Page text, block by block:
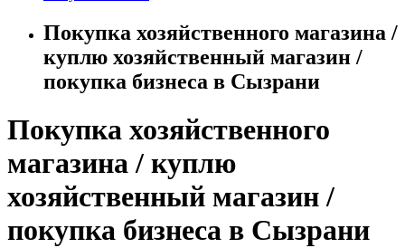
Покупка хозяйственного магазина /
куплю хозяйственный магазин /
покупка бизнеса в Сызрани
Покупка хозяйственного
магазина / куплю
хозяйственный магазин /
покупка бизнеса в Сызрани